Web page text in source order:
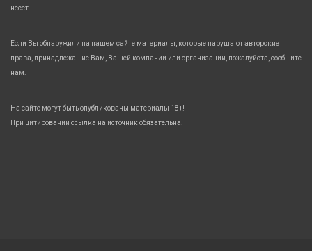
несет.
Если Вы обнаружили на нашем сайте материалы, которые нарушают авторские
права, принадлежащие Вам, Вашей компании или организации, пожалуйста, сообщите
нам.
На сайте могут быть опубликованы материалы 18+!
При цитировании ссылка на источник обязательна.